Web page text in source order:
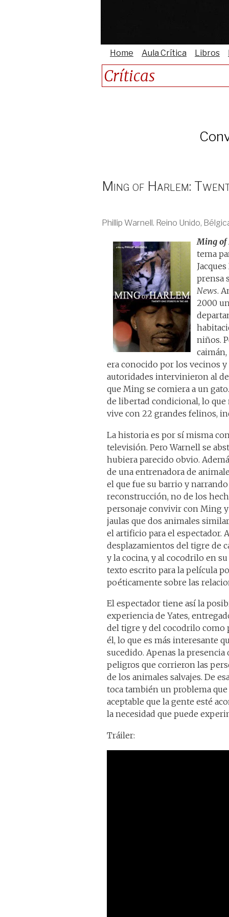
Home Aula Crítica Libros
Críticas
Ming of Harlem:
Phillip Warnell. Reino Unido,
Ming of
tema
prensa
News.
2000
niños.
era conocido por los vecinos
autoridades intervinieron al
que Ming se comiera a un
de libertad condicional, lo
vive con 22 grandes felinos,
La historia es por sí misma
televisión. Pero Warnell se
hubiera parecido obvio.
de una entrenadora de
el que fue su barrio y
reconstrucción, no de los
personaje convivir con Ming y
jaulas que dos animales
el artificio para el espectador.
desplazamientos del tigre de
y la cocina, y al cocodrilo en
texto escrito para la película
poéticamente sobre las
El espectador tiene así la
experiencia de Yates,
del tigre y del cocodrilo como
él, lo que es más interesante
sucedido. Apenas la presencia
peligros que corrieron las
de los animales salvajes. De
toca también un problema
aceptable que la gente esté
la necesidad que puede
Tráiler: